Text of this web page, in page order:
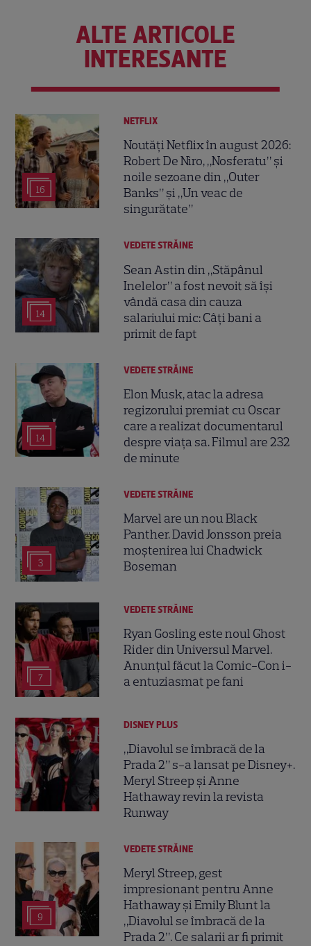
ALTE ARTICOLE
INTERESANTE
16
NETFLIX
Noutăți Netflix în august 2026:
Robert De Niro, „Nosferatu” și
noile sezoane din „Outer
Banks” și „Un veac de
singurătate”
14
VEDETE STRĂINE
Sean Astin din „Stăpânul
Inelelor” a fost nevoit să își
vândă casa din cauza
salariului mic: Câți bani a
primit de fapt
14
VEDETE STRĂINE
Elon Musk, atac la adresa
regizorului premiat cu Oscar
care a realizat documentarul
despre viața sa. Filmul are 232
de minute
3
VEDETE STRĂINE
Marvel are un nou Black
Panther. David Jonsson preia
moștenirea lui Chadwick
Boseman
7
VEDETE STRĂINE
Ryan Gosling este noul Ghost
Rider din Universul Marvel.
Anunțul făcut la Comic-Con i-
a entuziasmat pe fani
DISNEY PLUS
„Diavolul se îmbracă de la
Prada 2” s-a lansat pe Disney+.
Meryl Streep și Anne
Hathaway revin la revista
Runway
9
VEDETE STRĂINE
Meryl Streep, gest
impresionant pentru Anne
Hathaway și Emily Blunt la
„Diavolul se îmbracă de la
Prada 2”. Ce salarii ar fi primit